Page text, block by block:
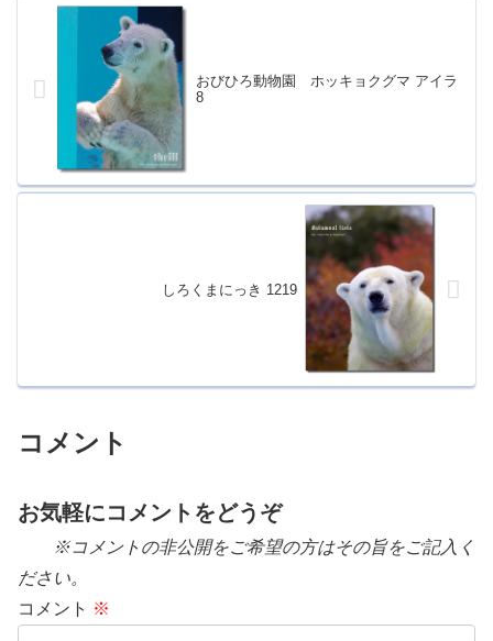
おびひろ動物園 ホッキョクグマ アイラ
8
しろくまにっき 1219
コメント
お気軽にコメントをどうぞ
※コメントの非公開をご希望の方はその旨をご記入く
ださい。
コメント ※